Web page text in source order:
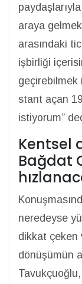
araya
arasındaki
işbirliği
geçirebilmek
stant açan
istiyorum”
Kentsel
Bağdat
neredeyse
dikkat çeken
dönüşümün